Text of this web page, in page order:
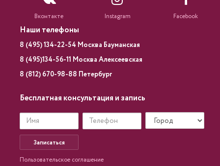
Вконтакте Instagram Facebook
Наши телефоны
8 (495) 134-22-54 Москва Бауманская
8 (495)134-56-11 Москва Алексеевская
8 (812) 670-98-88 Петербург
Бесплатная консультация и запись
Записаться
Пользовательское соглашение